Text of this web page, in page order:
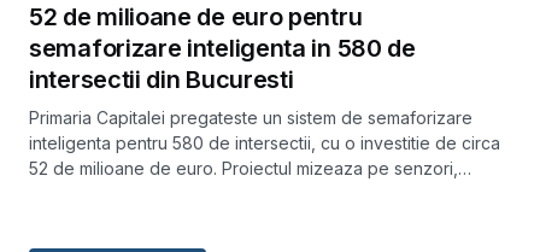
52 de milioane de euro pentru
semaforizare inteligenta in 580 de
intersectii din Bucuresti
Primaria Capitalei pregateste un sistem de semaforizare
inteligenta pentru 580 de intersectii, cu o investitie de circa
52 de milioane de euro. Proiectul mizeaza pe senzori,